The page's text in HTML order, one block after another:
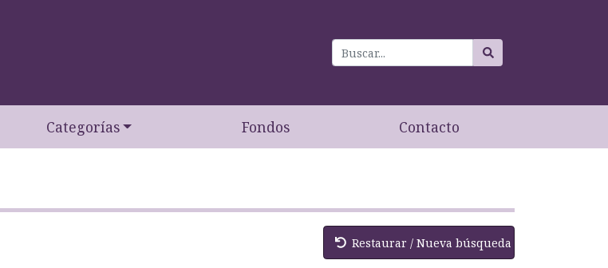
Categorías Fondos Contacto
Restaurar / Nueva búsqueda